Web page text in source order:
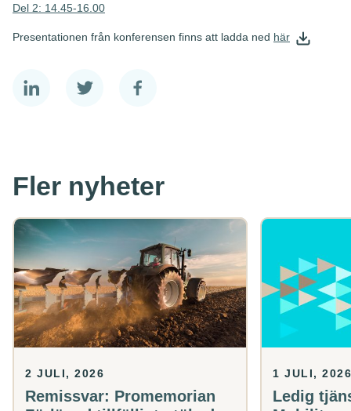
Del 2: 14.45-16.00
Presentationen från konferensen finns att ladda ned här
Fler nyheter
Remissvar:
Promemorian
Förlängd
tillfälligt
utökad
nedsättning
av
skatt
på
jordbruksdiesel
och
ändrade
2 JULI, 2026
Remissvar: Promemorian
Ledig
Mobility
och
HSE
1 JULI, 2026
Ledig